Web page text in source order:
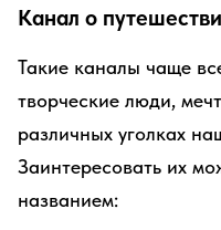
Канал о
Такие каналы чаще
творческие люди,
различных уголках
Заинтересовать их
названием: